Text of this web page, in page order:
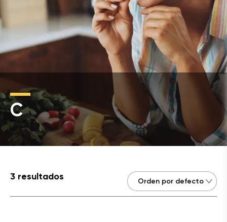
C
3 resultados